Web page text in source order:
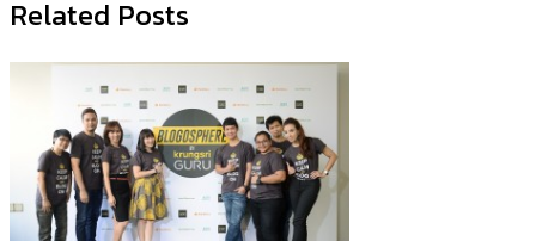
Related Posts